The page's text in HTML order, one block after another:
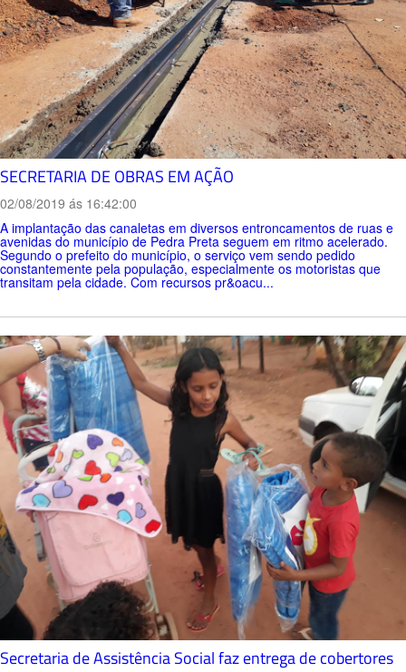
SECRETARIA DE OBRAS EM AÇÃO
02/08/2019 ás 16:42:00
A implantação das canaletas em diversos entroncamentos de ruas e
avenidas do município de Pedra Preta seguem em ritmo acelerado.
Segundo o prefeito do município, o serviço vem sendo pedido
constantemente pela população, especialmente os motoristas que
transitam pela cidade. Com recursos pr&oacu...
Secretaria de Assistência Social faz entrega de cobertores